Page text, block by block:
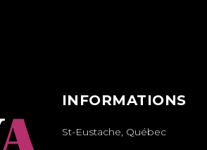
INFORMATIONS
St-Eustache, Québec